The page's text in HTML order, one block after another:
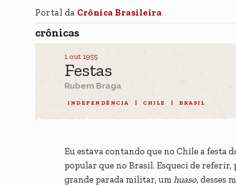
Portal da Crônica Brasileira
crônicas
1 out 1955
Festas
Rubem Braga
INDEPENDÊNCIA CHILE BRASIL
Eu estava contando que no Chile a festa
popular que no Brasil. Esqueci de referir,
grande parada militar, um huaso, desses